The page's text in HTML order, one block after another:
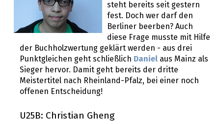
steht bereits seit gestern
fest. Doch wer darf den
Berliner beerben? Auch
diese Frage musste mit Hilfe
der Buchholzwertung geklärt werden - aus drei
Punktgleichen geht schließlich Daniel aus Mainz als
Sieger hervor. Damit geht bereits der dritte
Meistertitel nach Rheinland-Pfalz, bei einer noch
offenen Entscheidung!
U25B: Christian Gheng